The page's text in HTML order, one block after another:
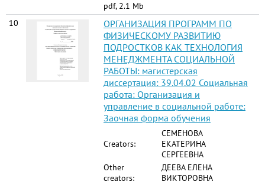
pdf, 2.1 Mb
10
ОРГАНИЗАЦИЯ ПРОГРАММ ПО
ФИЗИЧЕСКОМУ РАЗВИТИЮ
ПОДРОСТКОВ КАК ТЕХНОЛОГИЯ
МЕНЕДЖМЕНТА СОЦИАЛЬНОЙ
РАБОТЫ: магистерская
диссертация: 39.04.02 Социальная
работа: Организация и
управление в социальной работе:
Заочная форма обучения
Creators:
СЕМЕНОВА
ЕКАТЕРИНА
СЕРГЕЕВНА
Other
creators:
ДЕЕВА ЕЛЕНА
ВИКТОРОВНА